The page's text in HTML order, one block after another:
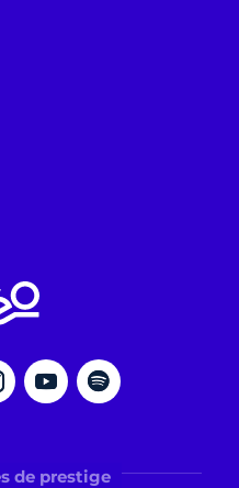
de prestige